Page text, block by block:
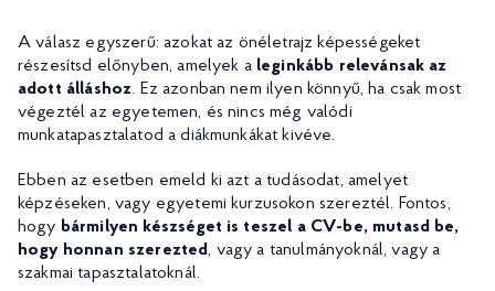
A válasz egyszerű: azokat az önéletrajz képességeket
részesítsd előnyben, amelyek a leginkább relevánsak az
adott álláshoz. Ez azonban nem ilyen könnyű, ha csak most
végeztél az egyetemen, és nincs még valódi
munkatapasztalatod a diákmunkákat kivéve.
Ebben az esetben emeld ki azt a tudásodat, amelyet
képzéseken, vagy egyetemi kurzusokon szereztél. Fontos,
hogy bármilyen készséget is teszel a CV-be, mutasd be,
hogy honnan szerezted , vagy a tanulmányoknál, vagy a
szakmai tapasztalatoknál.